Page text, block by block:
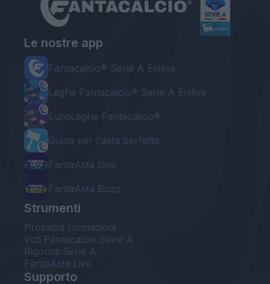
Le nostre app
Fantacalcio® Serie A Enilive
Leghe Fantacalcio® Serie A Enilive
EuroLeghe Fantacalcio®
Guida per l'asta perfetta
FantaAsta Live
FantaAsta Buzz
Strumenti
Probabili formazioni
Voti Fantacalcio Serie A
Rigoristi Serie A
FantaAsta Live
Supporto